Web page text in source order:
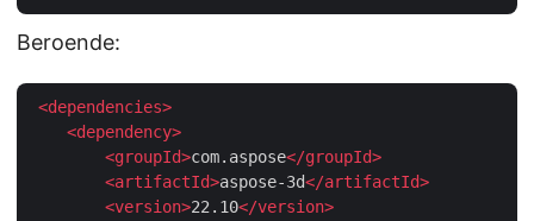
Beroende:
<dependencies>
<dependency>
<groupId>com.aspose</groupId>
<artifactId>aspose-3d</artifactId>
<version>22.10</version>